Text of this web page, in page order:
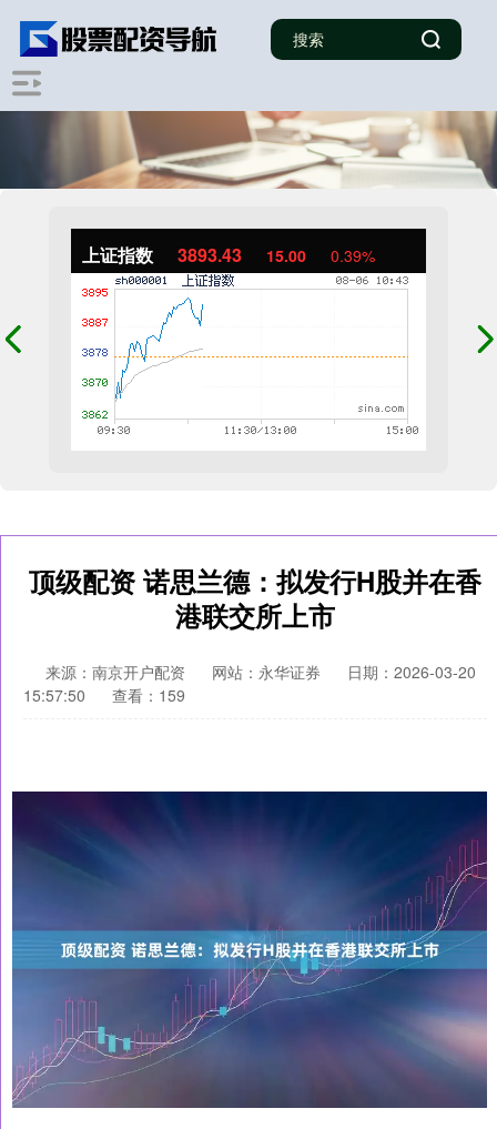
上证指数 3893.43 15.00 0.39%
顶级配资 诺思兰德：拟发行H股并在香
港联交所上市
来源：南京开户配资 网站：永华证券
日期：2026-03-20
15:57:50
查看：159